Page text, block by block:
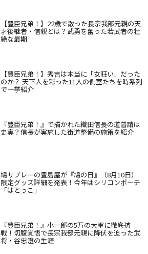
【豊臣兄弟！】22歳で散った長宗我部元親の天
才後継者・信親とは？武勇を奮った若武者の壮
絶な最期
【豊臣兄弟！】秀吉は本当に「女狂い」だった
のか？ 天下人を彩った11人の側室たちを時系列
で一挙紹介
『豊臣兄弟！』で描かれた織田信長の道普請は
史実？信長が実施した街道整備の施策を紹介
鳩サブレーの豊島屋が『鳩の日』（8月10日）
限定グッズ詳細を発表！今年はシリコンポーチ
「はとっこ」
『豊臣兄弟！』小一郎の5万の大軍に徹底抗
戦！切腹覚悟で長宗我部元親に降伏を迫った武
将・谷忠澄の生涯